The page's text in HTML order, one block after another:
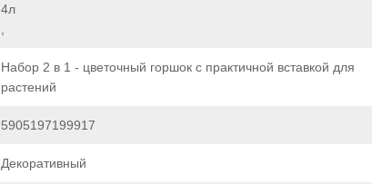
4л
Набор 2 в 1 - цветочный горшок с практичной вставкой для
растений
5905197199917
Декоративный